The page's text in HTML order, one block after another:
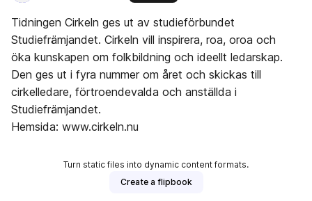
Tidningen Cirkeln ges ut av studieförbundet
Studiefrämjandet. Cirkeln vill inspirera, roa, oroa och
öka kunskapen om folkbildning och ideellt ledarskap.
Den ges ut i fyra nummer om året och skickas till
cirkelledare, förtroendevalda och anställda i
Studiefrämjandet.
Hemsida: www.cirkeln.nu
Turn static files into dynamic content formats.
Create a flipbook